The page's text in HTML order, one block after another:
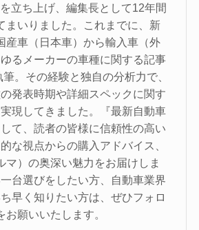
立ち上げ、編集長として12年間
まいりました。これまでに、新
産車（日本車）から輸入車（外
るメーカーの車種に関する記事
。その経験と独自の分析力で、
発表時期や詳細スペックに関す
現してきました。『最新自動車
て、読者の皆様に信頼性の高い
な視点からの購入アドバイス、
マ）の奥深い魅力をお届けしま
台選びをしたい方、自動車業界
早く知りたい方は、ぜひフォロ
お願いいたします。